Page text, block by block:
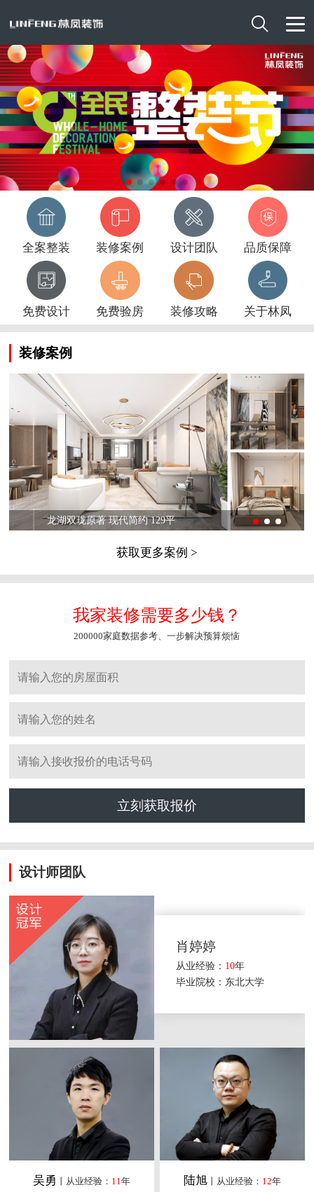

全案整装 装修案例 设计团队 品质保障
免费设计 免费验房 装修攻略 关于林凤
装修案例
龙湖双珑原著 现代简约 129平
获取更多案例 >
我家装修需要多少钱？
200000家庭数据参考、一步解决预算烦恼
立刻获取报价
设计师团队
肖婷婷
从业经验： 10年
毕业院校：东北大学
吴勇 丨从业经验： 11年
陆旭丨从业经验： 12年